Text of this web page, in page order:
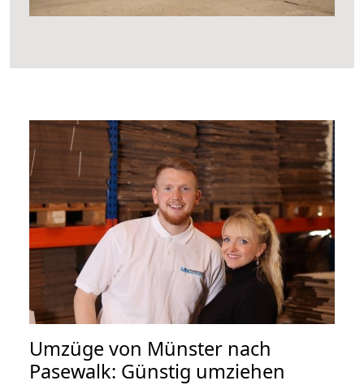
Umzüge von Münster nach
Pasewalk: Günstig umziehen